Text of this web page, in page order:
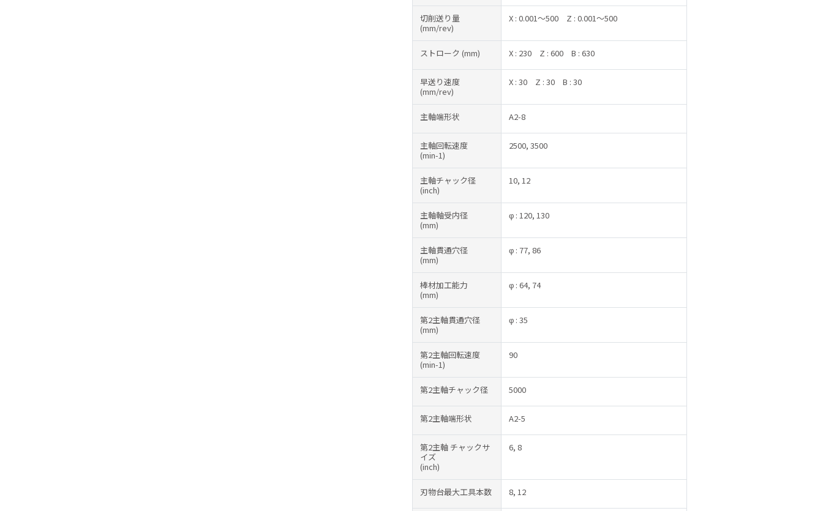
切削送り量
(mm/rev)
X : 0.001～500 Z : 0.001～500
ストローク (mm) X : 230 Z : 600 B : 630
早送り速度
(mm/rev)
X : 30 Z : 30 B : 30
主軸端形状 A2-8
主軸回転速度
(min-1)
2500, 3500
主軸チャック径
(inch)
10, 12
主軸軸受内径
(mm)
φ : 120, 130
主軸貫通穴径
(mm)
φ : 77, 86
棒材加工能力
(mm)
φ : 64, 74
第2主軸貫通穴径
(mm)
φ : 35
第2主軸回転速度
(min-1)
90
第2主軸チャック径 5000
第2主軸端形状 A2-5
第2主軸 チャックサ
イズ
(inch)
6, 8
刃物台最大工具本数 8, 12